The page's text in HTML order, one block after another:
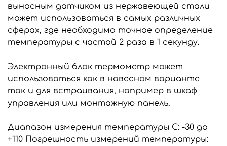
выносным датчиком из нержавеющей стали
может использоваться в самых различных
сферах, где необходимо точное определение
температуры с частой 2 раза в 1 секунду.
Электронный блок термометр может
использоваться как в навесном варианте
так и для встраивания, например в шкаф
управления или монтажную панель.
Диапазон измерения температуры С: -30 до
+110 Погрешность измерений температуры: